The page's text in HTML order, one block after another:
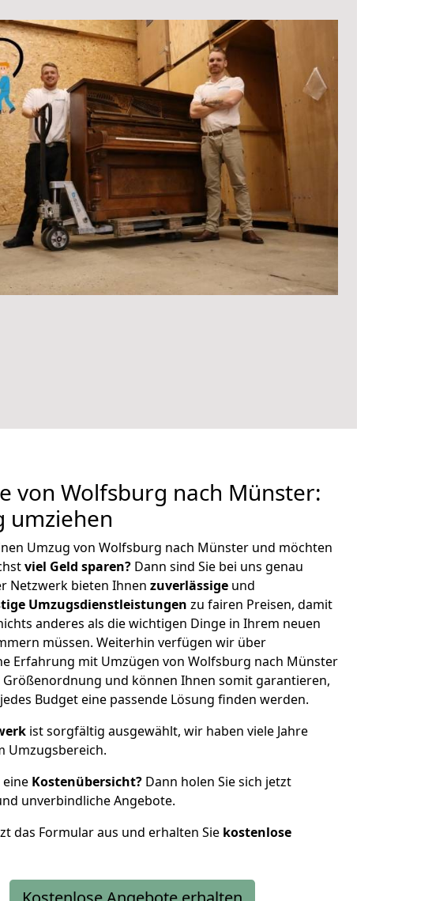
von Wolfsburg nach Münster:
umziehen
Umzug von Wolfsburg nach Münster und möchten
viel Geld sparen? Dann sind Sie bei uns genau
Netzwerk bieten Ihnen zuverlässige und
Umzugsdienstleistungen zu fairen Preisen, damit
anderes als die wichtigen Dinge in Ihrem neuen
müssen. Weiterhin verfügen wir über
Erfahrung mit Umzügen von Wolfsburg nach Münster
und können Ihnen somit garantieren,
Budget eine passende Lösung finden werden.
ist sorgfältig ausgewählt, wir haben viele Jahre
Umzugsbereich.
eine Kostenübersicht? Dann holen Sie sich jetzt
unverbindliche Angebote.
das Formular aus und erhalten Sie kostenlose